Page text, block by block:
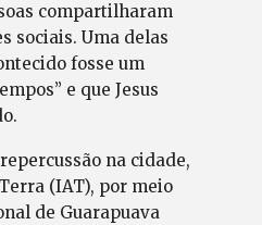
compartilharam
sociais. Uma delas
fosse um
e que Jesus
na cidade,
(IAT), por meio
de Guarapuava